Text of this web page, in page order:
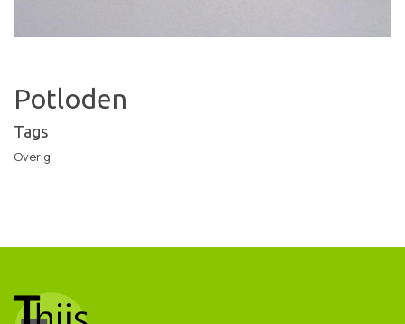
Potloden
Tags
Overig